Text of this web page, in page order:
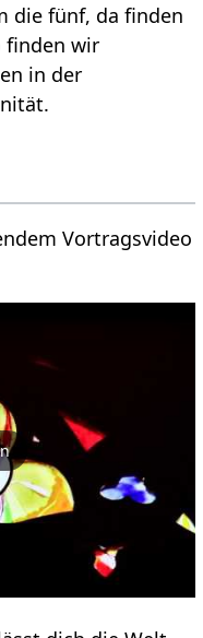
die fünf, da finden
finden wir
in der
Vortragsvideo